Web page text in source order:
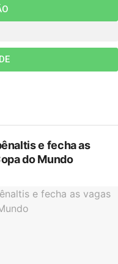
e fecha as
do Mundo